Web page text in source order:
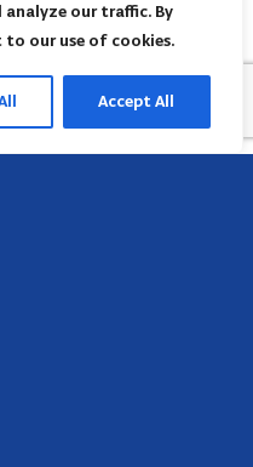
our traffic. By
to our use of cookies.
Accept All